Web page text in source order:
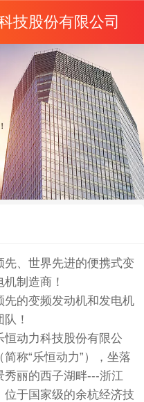
技股份有限公司
先、世界先进的便携式变
机制造商！
先的变频发动机和发电机
！
恒动力科技股份有限公
简称“乐恒动力”），坐落
秀丽的西子湖畔---浙江
位于国家级的余杭经济技